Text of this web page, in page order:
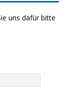
uns dafür bitte